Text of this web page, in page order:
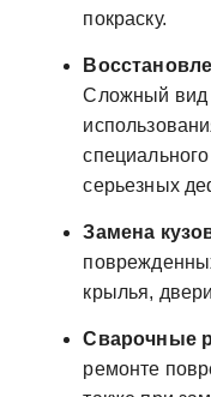
покраску.
Сложный вид
серьезных
Замена
крылья,
Сварочные
ремонте